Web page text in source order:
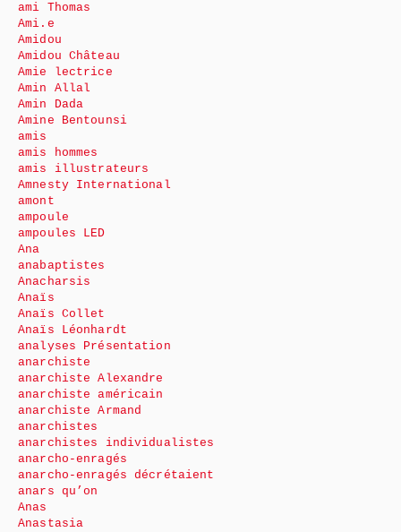
ami Thomas
Ami.e
Amidou
Amidou Château
Amie lectrice
Amin Allal
Amin Dada
Amine Bentounsi
amis
amis hommes
amis illustrateurs
Amnesty International
amont
ampoule
ampoules LED
Ana
anabaptistes
Anacharsis
Anaïs
Anaïs Collet
Anaïs Léonhardt
analyses Présentation
anarchiste
anarchiste Alexandre
anarchiste américain
anarchiste Armand
anarchistes
anarchistes individualistes
anarcho-enragés
anarcho-enragés décrétaient
anars qu’on
Anas
Anastasia